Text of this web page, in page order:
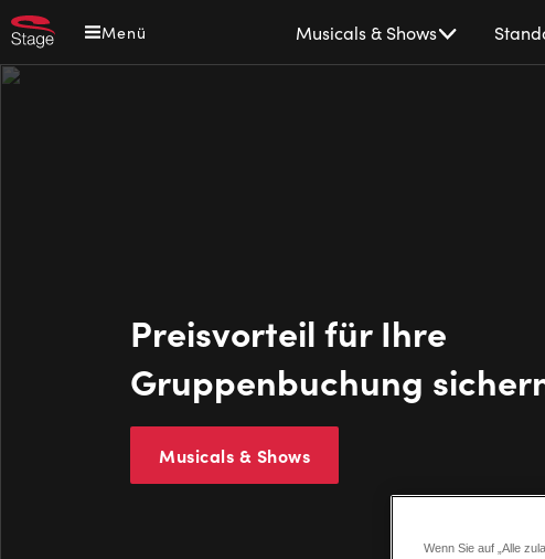
Direkt
zum
Inhalt
Menü
navigation
Musicals & Shows
Preisvorteil für Ihre
Gruppenbuchung
Musicals & Shows
Wenn Sie auf „Alle